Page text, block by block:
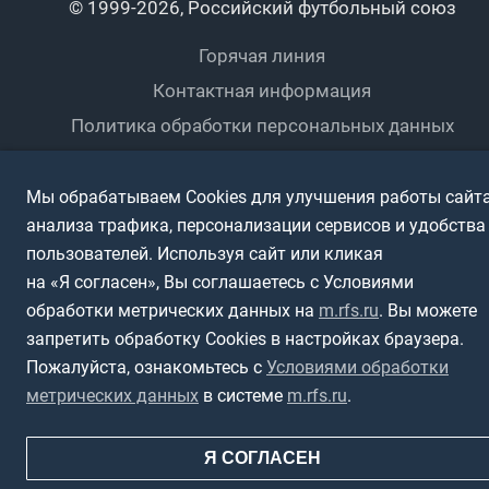
Футбольное двоеборье
Интерактивный
Спортшколы
Дети
Ветераны
Спортсмены с ОВЗ
© 1999-2026, Российский футбольный союз
Горячая линия
Контактная информация
Политика обработки персональных данных
Полная версия сайта
Мы обрабатываем Cookies для улучшения работы
анализа трафика, персонализации сервисов и удобства
пользователей. Используя сайт или кликая
на «Я согласен», Вы соглашаетесь с Условиями
обработки метрических данных на m.rfs.ru. Вы можете
запретить обработку Cookies в настройках браузера.
Пожалуйста, ознакомьтесь с Условиями обработки
метрических данных в системе m.rfs.ru.
Я СОГЛАСЕН